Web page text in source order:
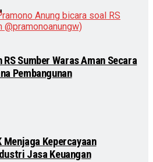
Sumber Waras Aman Secara
Pembangunan
Kepercayaan
Jasa Keuangan